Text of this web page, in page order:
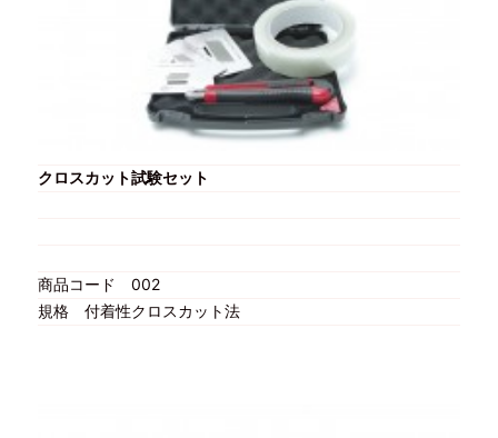
クロスカット試験セット
商品コード
002
規格
付着性クロスカット法